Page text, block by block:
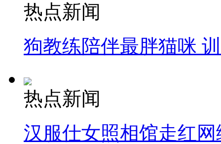
热点新闻
狗教练陪伴最胖猫咪
热点新闻
汉服仕女照相馆走红网